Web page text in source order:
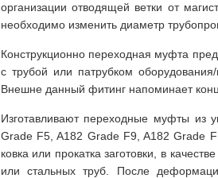
организации отводящей ветки от
необходимо изменить диаметр
Конструкционно переходная муфта
с трубой или патрубком
Внешне данный фитинг напоминает
Изготавливают переходные муфты из
Grade F5, A182 Grade F9, A182 Grade
ковка или прокатка заготовки, в
или стальных труб. После